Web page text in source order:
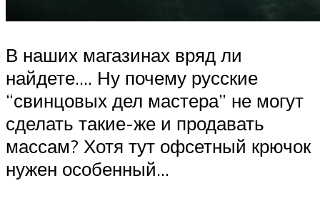
В наших магазинах вряд ли
найдете…. Ну почему русские
“свинцовых дел мастера” не могут
сделать такие-же и продавать
массам? Хотя тут офсетный крючок
нужен особенный…